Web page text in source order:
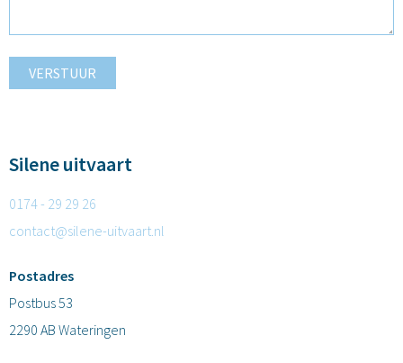
VERSTUUR
Silene uitvaart
0174 - 29 29 26
contact@silene-uitvaart.nl
Postadres
Postbus 53
2290 AB Wateringen